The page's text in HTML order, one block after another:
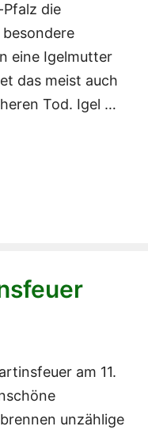
die
eine Igelmutter
das meist auch
Tod. Igel …
am 11.
unzählige